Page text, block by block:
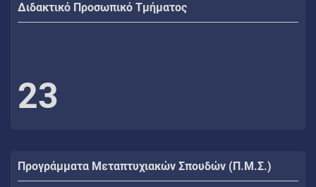
Διδακτικό Προσωπικό Τμήματος
23
Προγράμματα Μεταπτυχιακών Σπουδών (Π.Μ.Σ.)